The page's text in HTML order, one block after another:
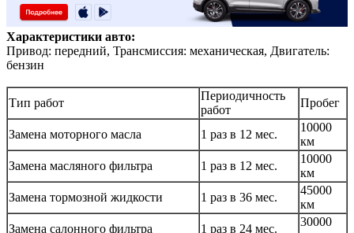
Характеристики авто:
Привод: передний, Трансмиссия: механическая, Двигатель:
бензин
Тип работ
Периодичность
работ
Пробег
Замена моторного масла 1 раз в 12 мес.
10000
км
Замена масляного фильтра
1 раз в 12 мес.
10000
км
Замена тормозной жидкости
1 раз в 36 мес.
45000
км
Замена салонного фильтра
1 раз в 24 мес.
30000